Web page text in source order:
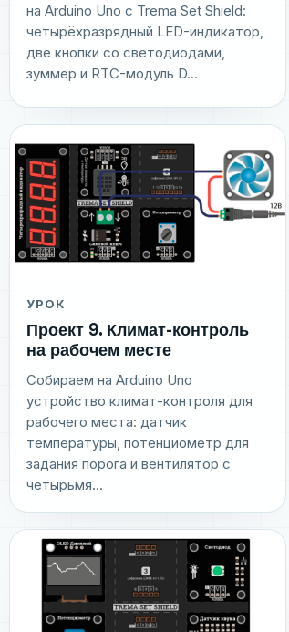
на Arduino Uno с Trema Set Shield:
четырёхразрядный LED-индикатор,
две кнопки со светодиодами,
зуммер и RTC-модуль D...
УРОК
Проект 9. Климат-контроль
на рабочем месте
Собираем на Arduino Uno
устройство климат-контроля для
рабочего места: датчик
температуры, потенциометр для
задания порога и вентилятор с
четырьмя...